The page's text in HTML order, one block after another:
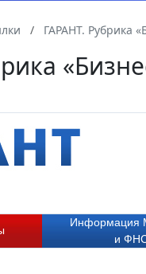
ГАРАНТ. Рубрика
Информация
и